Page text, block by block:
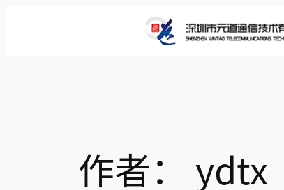
作者： ydtx